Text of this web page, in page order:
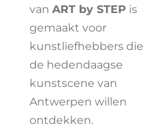
van ART by STEP is
gemaakt voor
kunstliefhebbers die
de hedendaagse
kunstscene van
Antwerpen willen
ontdekken.